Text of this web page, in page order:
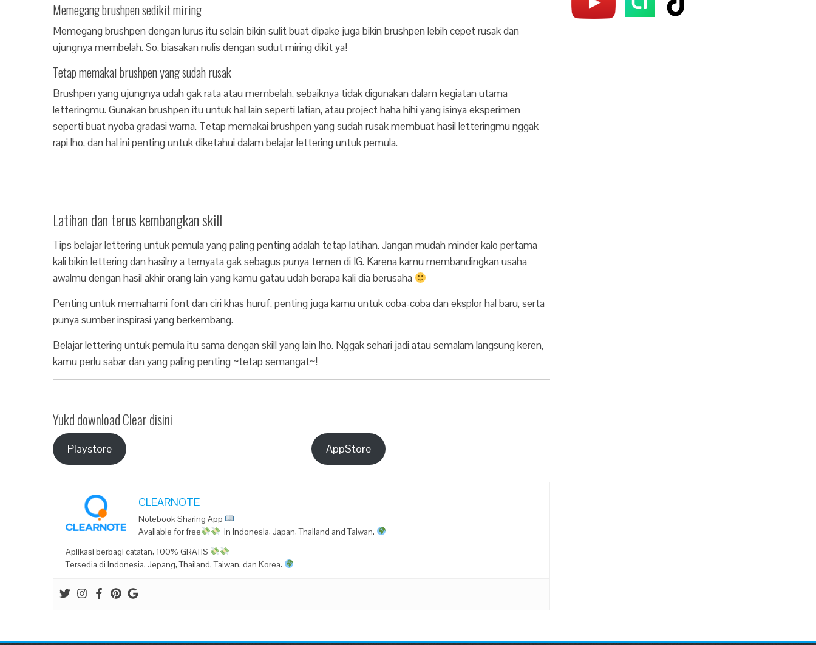
Memegang brushpen sedikit miring
Memegang brushpen dengan lurus itu selain bikin sulit buat dipake juga bikin brushpen lebih cepet rusak dan
ujungnya membelah. So, biasakan nulis dengan sudut miring dikit ya!
Tetap memakai brushpen yang sudah rusak
Brushpen yang ujungnya udah gak rata atau membelah, sebaiknya tidak digunakan dalam kegiatan utama
letteringmu. Gunakan brushpen itu untuk hal lain seperti latian, atau project haha hihi yang isinya eksperimen
seperti buat nyoba gradasi warna. Tetap memakai brushpen yang sudah rusak membuat hasil letteringmu nggak
rapi lho, dan hal ini penting untuk diketahui dalam belajar lettering untuk pemula.
Latihan dan terus kembangkan skill
Tips belajar lettering untuk pemula yang paling penting adalah tetap latihan. Jangan mudah minder kalo pertama
kali bikin lettering dan hasilny a ternyata gak sebagus punya temen di IG. Karena kamu membandingkan usaha
awalmu dengan hasil akhir orang lain yang kamu gatau udah berapa kali dia berusaha
Penting untuk memahami font dan ciri khas huruf, penting juga kamu untuk coba-coba dan eksplor hal baru, serta
punya sumber inspirasi yang berkembang.
Belajar lettering untuk pemula itu sama dengan skill yang lain lho. Nggak sehari jadi atau semalam langsung keren,
kamu perlu sabar dan yang paling penting ~tetap semangat~!
Yukd download Clear disini
Playstore AppStore
CLEARNOTE
Notebook Sharing App
Available for free
in Indonesia, Japan, Thailand and Taiwan.
Aplikasi berbagi catatan, 100% GRATIS
Tersedia di Indonesia, Jepang, Thailand, Taiwan, dan Korea.